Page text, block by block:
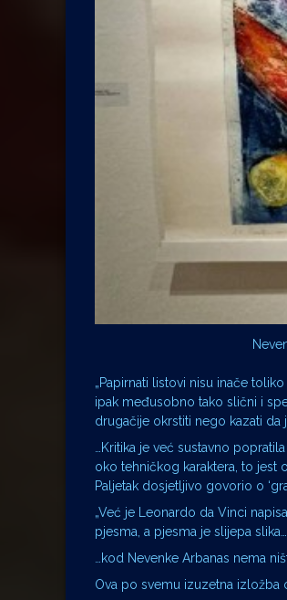
„Papirnati listovi nisu inače
ipak međusobno tako slični i
drugačije okrstiti nego kazati da
…Kritika je već sustavno
oko tehničkog karaktera, to jest
Paljetak dosjetljivo govorio o
„Već je Leonardo da Vinci
pjesma, a pjesma je slijepa slika…
…kod Nevenke Arbanas nema
Ova po svemu izuzetna izložba